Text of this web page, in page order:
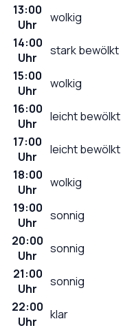
13:00
Uhr
wolkig
14:00
Uhr
stark bewölkt
15:00
Uhr
wolkig
16:00
Uhr
leicht bewölkt
17:00
Uhr
leicht bewölkt
18:00
Uhr
wolkig
19:00
Uhr
sonnig
20:00
Uhr
sonnig
21:00
Uhr
sonnig
22:00
Uhr
klar